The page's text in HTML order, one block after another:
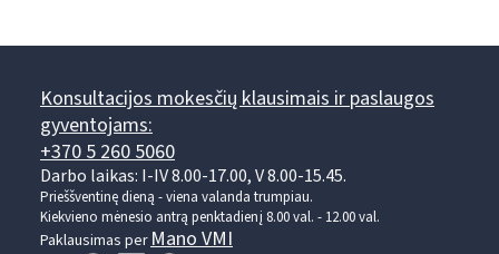
Konsultacijos mokesčių klausimais ir paslaugos
gyventojams:
+370 5 260 5060
Darbo laikas: I-IV 8.00-17.00, V 8.00-15.45.
Prieššventinę dieną - viena valanda trumpiau.
Kiekvieno mėnesio antrą penktadienį 8.00 val. - 12.00 val.
Paklausimas perMano VMI